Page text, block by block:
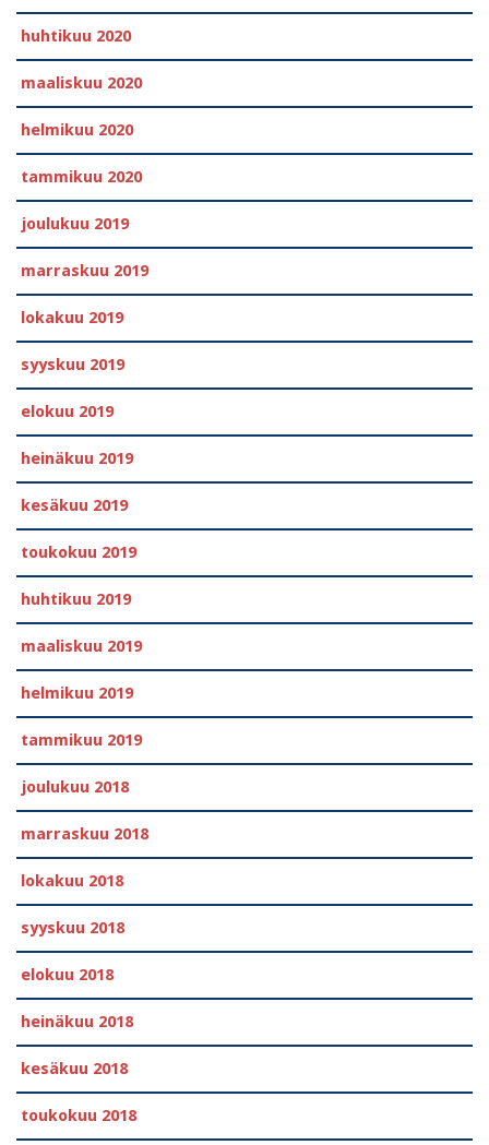
huhtikuu 2020
maaliskuu 2020
helmikuu 2020
tammikuu 2020
joulukuu 2019
marraskuu 2019
lokakuu 2019
syyskuu 2019
elokuu 2019
heinäkuu 2019
kesäkuu 2019
toukokuu 2019
huhtikuu 2019
maaliskuu 2019
helmikuu 2019
tammikuu 2019
joulukuu 2018
marraskuu 2018
lokakuu 2018
syyskuu 2018
elokuu 2018
heinäkuu 2018
kesäkuu 2018
toukokuu 2018